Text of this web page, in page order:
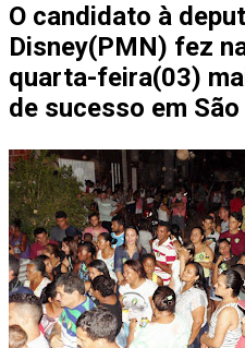
O candidato à
Disney(PMN) fez
quarta-feira(03)
de sucesso em